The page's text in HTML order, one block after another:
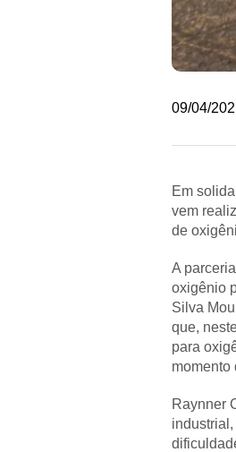
09/04/
Em
vem
de
A
oxigênio
Silva
que,
para
momento
Raynner